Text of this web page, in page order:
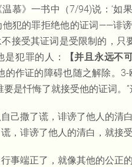
慕》一书中（7/94)说：‘如
犯的罪拒绝他的证词——诽
接受其证词是受限制的，
犯罪的人：
【并且永远不
的作证的障碍也随之解除。
是忏悔了就接受他的证词。”
己撒了谎，诽谤了他人的清
，诽谤了他人的清白，就接
事端正了，就像其他的公正